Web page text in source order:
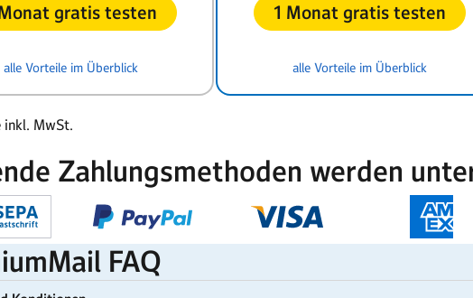
gratis testen
alle Vorteile im Überblick
1 Monat gratis testen
alle Vorteile im Überblick
inkl. MwSt.
Zahlungsmethoden werden
FAQ